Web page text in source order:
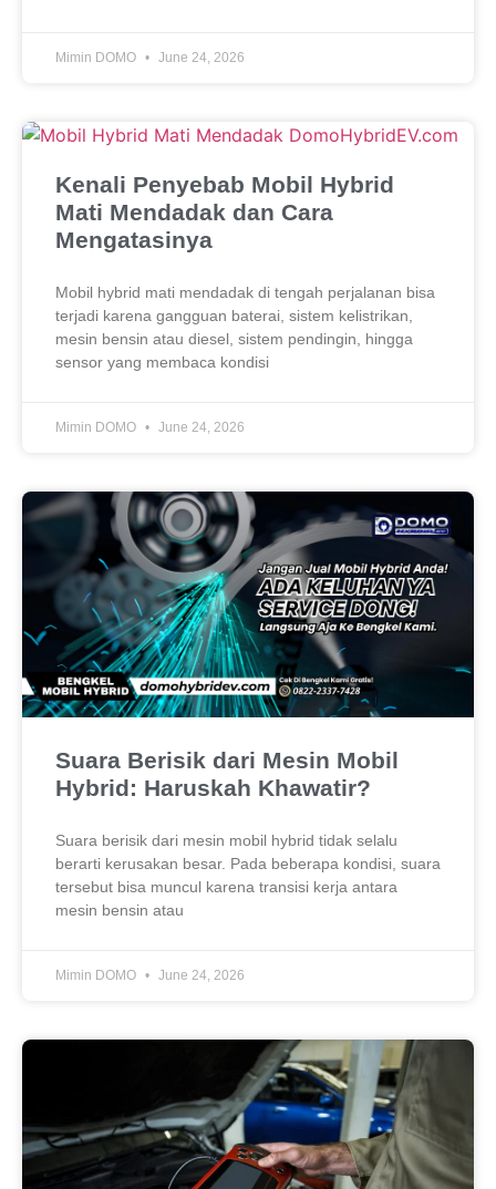
Mimin DOMO June 24, 2026
Kenali Penyebab Mobil Hybrid
Mati Mendadak dan Cara
Mengatasinya
Mobil hybrid mati mendadak di tengah perjalanan bisa
terjadi karena gangguan baterai, sistem kelistrikan,
mesin bensin atau diesel, sistem pendingin, hingga
sensor yang membaca kondisi
Mimin DOMO June 24, 2026
Suara Berisik dari Mesin Mobil
Hybrid: Haruskah Khawatir?
Suara berisik dari mesin mobil hybrid tidak selalu
berarti kerusakan besar. Pada beberapa kondisi, suara
tersebut bisa muncul karena transisi kerja antara
mesin bensin atau
Mimin DOMO June 24, 2026